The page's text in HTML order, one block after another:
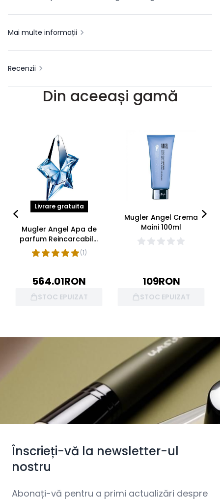
Mai multe informații
Recenzii
Din aceeași gamă
Livrare gratuita
Mugler Angel Apa de
parfum Reincarcabila
50ml
(1)
564.01RON
STOC EPUIZAT
Mugler Angel Crema
Maini 100ml
109RON
STOC EPUIZAT
Înscrieți-vă la newsletter-ul
nostru
Abonați-vă pentru a primi actualizări despre